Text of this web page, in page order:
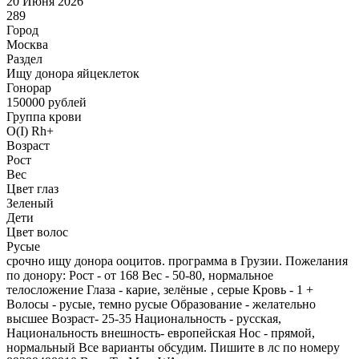
289
Город
Москва
Раздел
Ищу донора яйцеклеток
Гонoрар
150000 рублей
Группа крови
O(I) Rh+
Возраст
Рост
Вес
Цвет глаз
Зеленый
Дети
Цвет волос
Русые
срочно ищу донора ооцитов. программа в Грузии. Пожелания
по донору: Рост - от 168 Вес - 50-80, нормальное
телосложение Глаза - карие, зелёные , серые Кровь - 1 +
Волосы - русые, темно русые Образование - желательно
высшее Возраст- 25-35 Национальность - русская,
Национальность внешность- европейская Нос - прямой,
нормальный Все варианты обсудим. Пишите в лс по номеру